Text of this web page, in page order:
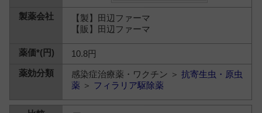
【製】田辺ファーマ
【販】田辺ファーマ
10.8円
感染症治療薬・ワクチン ＞抗寄生虫・原虫
薬 ＞ フィラリア駆除薬